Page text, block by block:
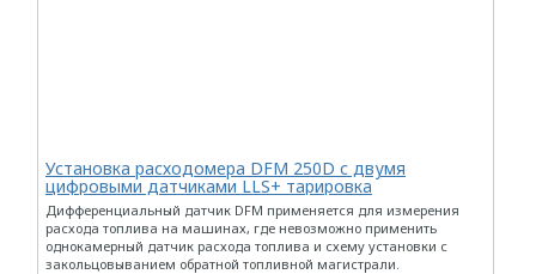
Установка расходомера DFM 250D с двумя
цифровыми датчиками LLS+ тарировка
Дифференциальный датчик DFM применяется для измерения
расхода топлива на машинах, где невозможно применить
однокамерный датчик расхода топлива и схему установки с
закольцовыванием обратной топливной магистрали.